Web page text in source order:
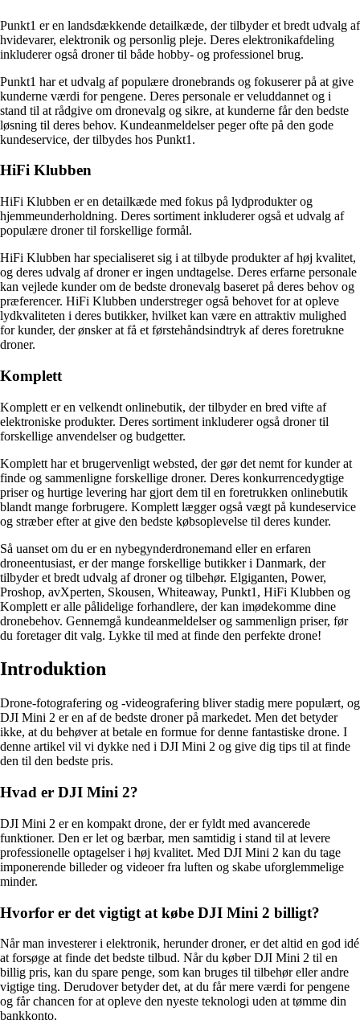
Punkt1 er en landsdækkende detailkæde, der tilbyder et bredt udvalg af
hvidevarer, elektronik og personlig pleje. Deres elektronikafdeling
inkluderer også droner til både hobby- og professionel brug.
Punkt1 har et udvalg af populære dronebrands og fokuserer på at give
kunderne værdi for pengene. Deres personale er veluddannet og i
stand til at rådgive om dronevalg og sikre, at kunderne får den bedste
løsning til deres behov. Kundeanmeldelser peger ofte på den gode
kundeservice, der tilbydes hos Punkt1.
HiFi Klubben
HiFi Klubben er en detailkæde med fokus på lydprodukter og
hjemmeunderholdning. Deres sortiment inkluderer også et udvalg af
populære droner til forskellige formål.
HiFi Klubben har specialiseret sig i at tilbyde produkter af høj kvalitet,
og deres udvalg af droner er ingen undtagelse. Deres erfarne personale
kan vejlede kunder om de bedste dronevalg baseret på deres behov og
præferencer. HiFi Klubben understreger også behovet for at opleve
lydkvaliteten i deres butikker, hvilket kan være en attraktiv mulighed
for kunder, der ønsker at få et førstehåndsindtryk af deres foretrukne
droner.
Komplett
Komplett er en velkendt onlinebutik, der tilbyder en bred vifte af
elektroniske produkter. Deres sortiment inkluderer også droner til
forskellige anvendelser og budgetter.
Komplett har et brugervenligt websted, der gør det nemt for kunder at
finde og sammenligne forskellige droner. Deres konkurrencedygtige
priser og hurtige levering har gjort dem til en foretrukken onlinebutik
blandt mange forbrugere. Komplett lægger også vægt på kundeservice
og stræber efter at give den bedste købsoplevelse til deres kunder.
Så uanset om du er en nybegynderdronemand eller en erfaren
droneentusiast, er der mange forskellige butikker i Danmark, der
tilbyder et bredt udvalg af droner og tilbehør. Elgiganten, Power,
Proshop, avXperten, Skousen, Whiteaway, Punkt1, HiFi Klubben og
Komplett er alle pålidelige forhandlere, der kan imødekomme dine
dronebehov. Gennemgå kundeanmeldelser og sammenlign priser, før
du foretager dit valg. Lykke til med at finde den perfekte drone!
Introduktion
Drone-fotografering og -videografering bliver stadig mere populært, og
DJI Mini 2 er en af de bedste droner på markedet. Men det betyder
ikke, at du behøver at betale en formue for denne fantastiske drone. I
denne artikel vil vi dykke ned i DJI Mini 2 og give dig tips til at finde
den til den bedste pris.
Hvad er DJI Mini 2?
DJI Mini 2 er en kompakt drone, der er fyldt med avancerede
funktioner. Den er let og bærbar, men samtidig i stand til at levere
professionelle optagelser i høj kvalitet. Med DJI Mini 2 kan du tage
imponerende billeder og videoer fra luften og skabe uforglemmelige
minder.
Hvorfor er det vigtigt at købe DJI Mini 2 billigt?
Når man investerer i elektronik, herunder droner, er det altid en god idé
at forsøge at finde det bedste tilbud. Når du køber DJI Mini 2 til en
billig pris, kan du spare penge, som kan bruges til tilbehør eller andre
vigtige ting. Derudover betyder det, at du får mere værdi for pengene
og får chancen for at opleve den nyeste teknologi uden at tømme din
bankkonto.